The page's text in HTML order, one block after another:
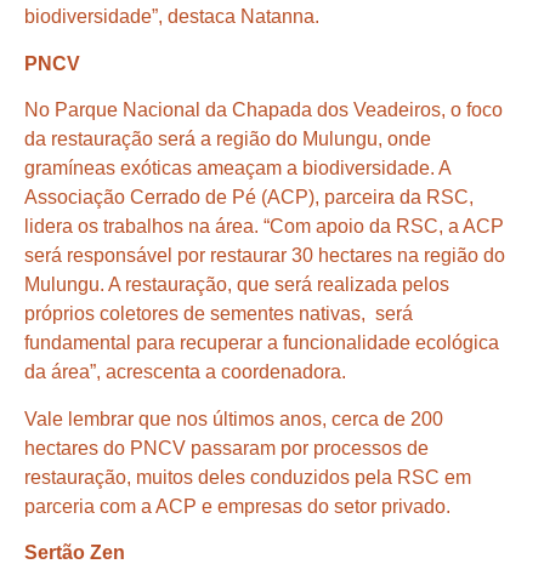
biodiversidade”, destaca Natanna.
PNCV
No Parque Nacional da Chapada dos Veadeiros, o foco
da restauração será a região do Mulungu, onde
gramíneas exóticas ameaçam a biodiversidade. A
Associação Cerrado de Pé (ACP), parceira da RSC,
lidera os trabalhos na área. “Com apoio da RSC, a ACP
será responsável por restaurar 30 hectares na região do
Mulungu. A restauração, que será realizada pelos
próprios coletores de sementes nativas, será
fundamental para recuperar a funcionalidade ecológica
da área”, acrescenta a coordenadora.
Vale lembrar que nos últimos anos, cerca de 200
hectares do PNCV passaram por processos de
restauração, muitos deles conduzidos pela RSC em
parceria com a ACP e empresas do setor privado.
Sertão Zen